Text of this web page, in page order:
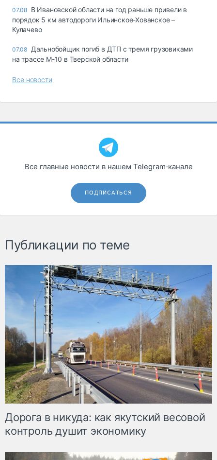
07.08 В Ивановской области на год раньше привели в
порядок 5 км автодороги Ильинское-Хованское –
Кулачево
07.08 Дальнобойщик погиб в ДТП с тремя грузовиками
на трассе М-10 в Тверской области
Все новости
Все главные новости в нашем Telegram‑канале
ПОДПИСАТЬСЯ
Публикации по теме
Дорога в никуда: как якутский весовой
контроль душит экономику